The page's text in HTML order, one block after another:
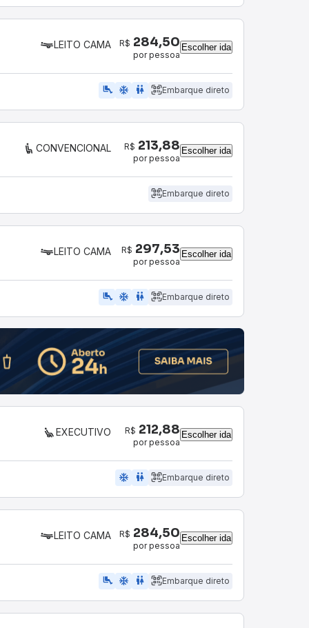
LEITO CAMA R$ 284,50
por pessoa
Escolher ida
airline_seat_legroom_extra ac_unit wc Embarque direto
CONVENCIONAL R$ 213,88
por pessoa
Escolher ida
Embarque direto
LEITO CAMA R$ 297,53
por pessoa
Escolher ida
airline_seat_legroom_extra ac_unit wc Embarque direto
EXECUTIVO R$ 212,88
por pessoa
Escolher ida
ac_unit wc Embarque direto
LEITO CAMA R$ 284,50
por pessoa
Escolher ida
airline_seat_legroom_extra ac_unit wc Embarque direto